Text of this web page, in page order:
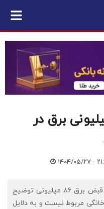
یک قبض ۸۶ میلیونی برق در
۰۵/۲۷ - ۲۱:۴۱
اقتصادنیوز: معاون توانیر درخصوص قبض برق ۸۶ میلیونی توضیح
مربوط نیست و به دلایل